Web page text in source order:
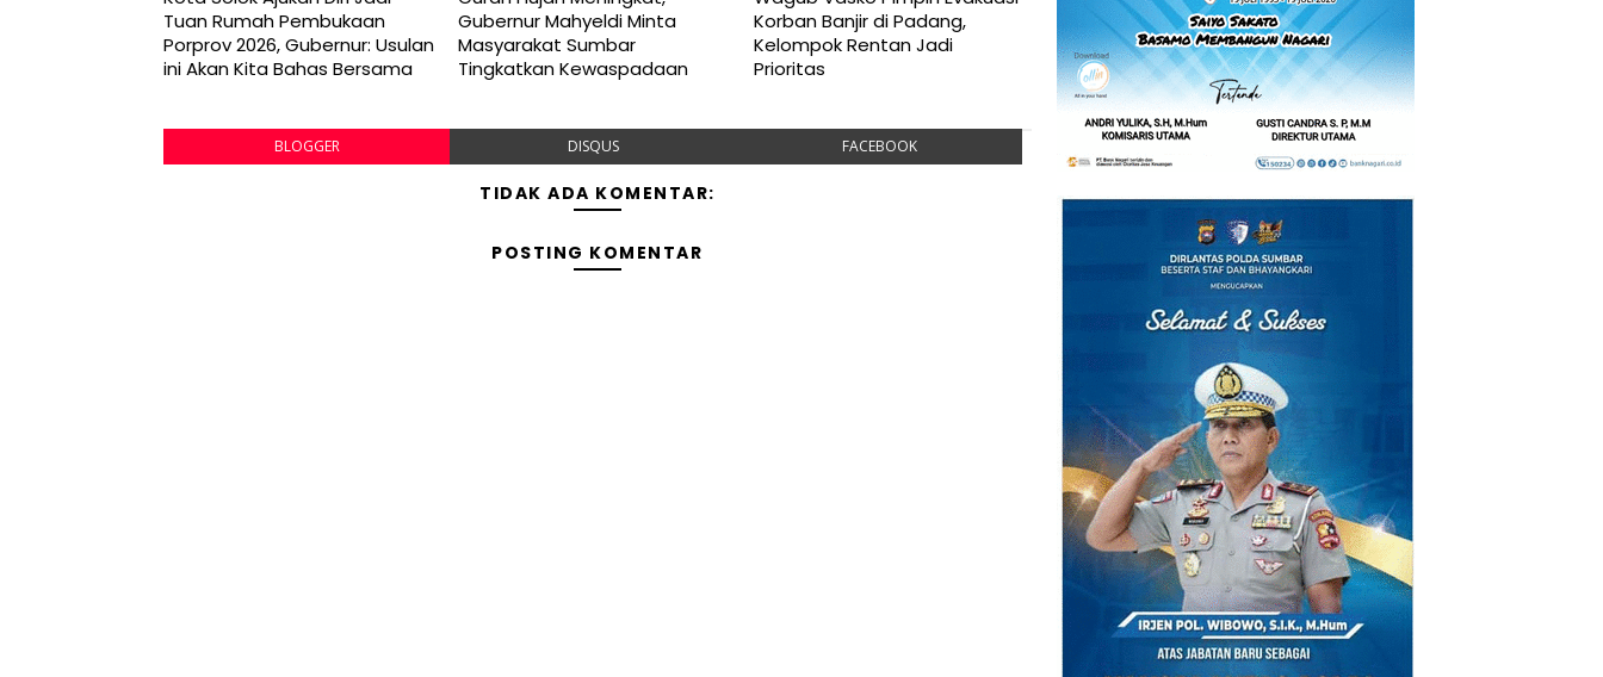
Tuan Rumah Pembukaan
Porprov 2026, Gubernur: Usulan
ini Akan Kita Bahas Bersama
Gubernur Mahyeldi Minta
Masyarakat Sumbar
Tingkatkan Kewaspadaan
Korban Banjir di Padang,
Kelompok Rentan Jadi
Prioritas
BLOGGER DISQUS FACEBOOK
TIDAK ADA KOMENTAR:
POSTING KOMENTAR